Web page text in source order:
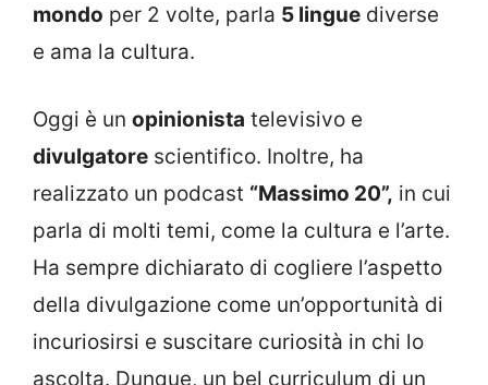
mondo per 2 volte, parla 5 lingue diverse
e ama la cultura.
Oggi è un opinionista televisivo e
divulgatore scientifico. Inoltre, ha
realizzato un podcast “Massimo 20”, in cui
parla di molti temi, come la cultura e l’arte.
Ha sempre dichiarato di cogliere l’aspetto
della divulgazione come un’opportunità di
incuriosirsi e suscitare curiosità in chi lo
ascolta. Dunque, un bel curriculum di un